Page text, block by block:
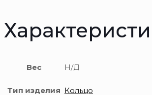
Вес Н/Д
Тип изделия Кольцо